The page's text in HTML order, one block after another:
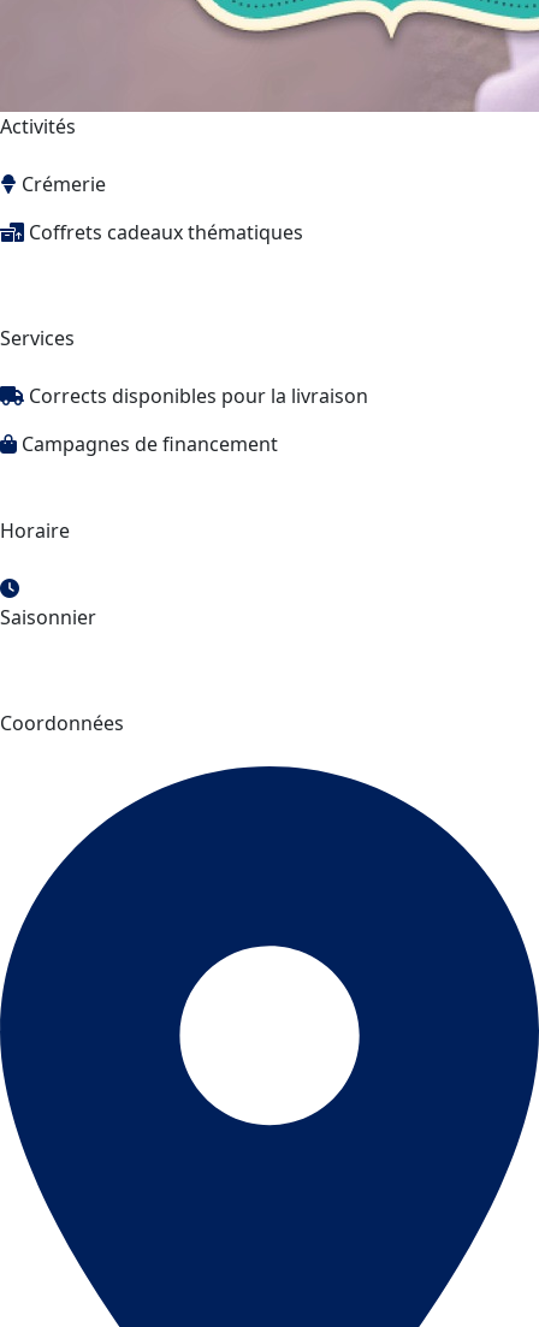
Activités
Crémerie
Coffrets cadeaux thématiques
Services
Corrects disponibles pour la livraison
Campagnes de financement
Horaire
Saisonnier
Coordonnées
Coffrets du Royaume